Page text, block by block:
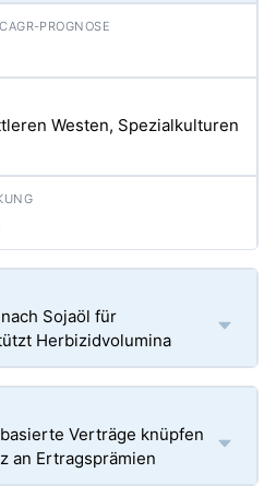
Westen, Spezialkulturen
Sojaöl für
Herbizidvolumina
Verträge knüpfen
an Ertragsprämien